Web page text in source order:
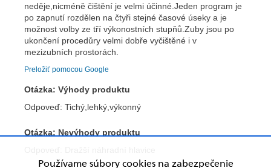
Používame súbory cookies na zabezpečenie